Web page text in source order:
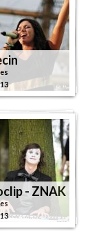
- ZNAK